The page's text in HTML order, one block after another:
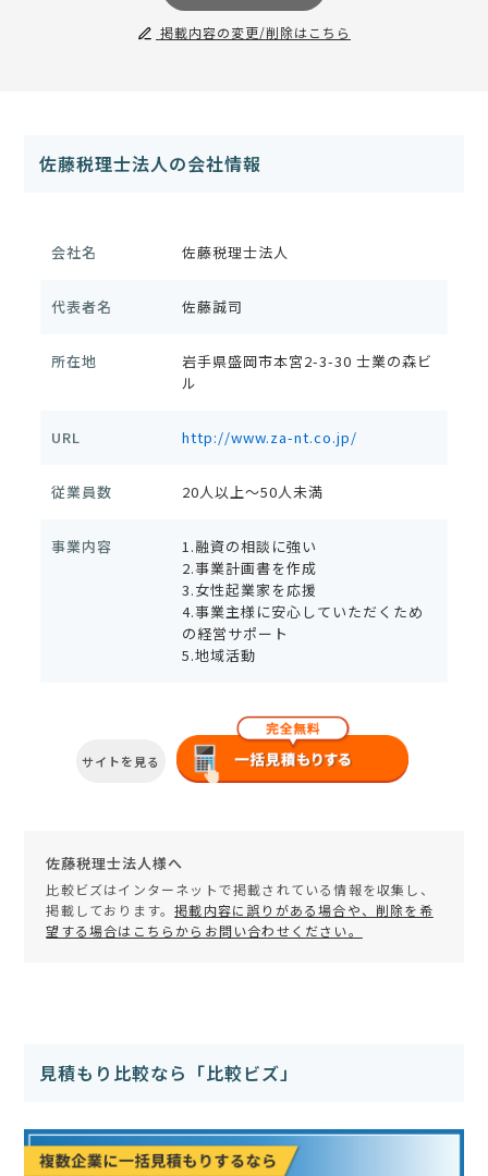
掲載内容の変更/削除はこちら
佐藤税理士法人の会社情報
会社名 佐藤税理士法人
代表者名 佐藤誠司
所在地
岩手県盛岡市本宮2-3-30 士業の森ビ
ル
URL http://www.za-nt.co.jp/
従業員数 20人以上～50人未満
事業内容
1.融資の相談に強い
2.事業計画書を作成
3.女性起業家を応援
4.事業主様に安心していただくため
の経営サポート
5.地域活動
サイトを見る
佐藤税理士法人様へ
比較ビズはインターネットで掲載されている情報を収集し、
掲載しております。掲載内容に誤りがある場合や、削除を希
望する場合はこちらからお問い合わせください。
見積もり比較なら「比較ビズ」